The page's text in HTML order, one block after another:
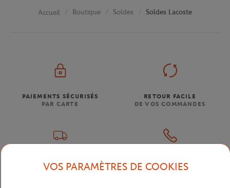
Accueil Boutique Soldes Soldes Lacoste
PAIEMENTS SÉCURISÉS
PAR CARTE
RETOUR FACILE
DE VOS COMMANDES
LIVRAISON OFFERTE
DÈS 80€ (EN FRANCE)
SERVICE CLIENT
01 47 43 51 11 OU PAR MAIL
VOS PARAMÈTRES DE COOKIES